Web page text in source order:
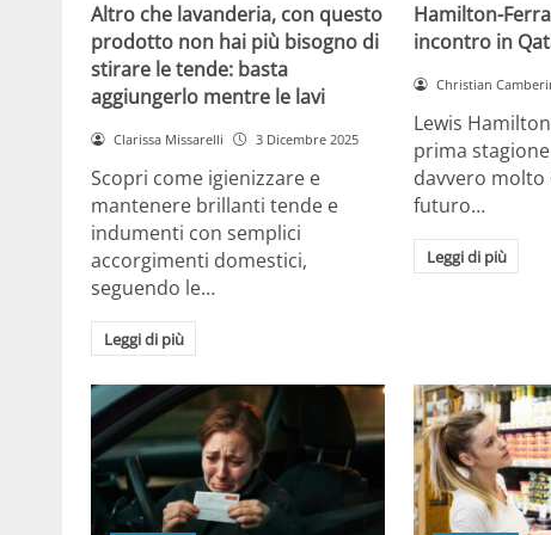
Altro che lavanderia, con questo
prodotto non hai più bisogno di
stirare le tende: basta
aggiungerlo mentre le lavi
Clarissa Missarelli 3 Dicembre 2025
Scopri come igienizzare e
mantenere brillanti tende e
indumenti con semplici
accorgimenti domestici,
seguendo le…
Leggi di più
Hamilton-
incontro in
Christian
Lewis
prima
davvero molto
futuro…
Leggi di più